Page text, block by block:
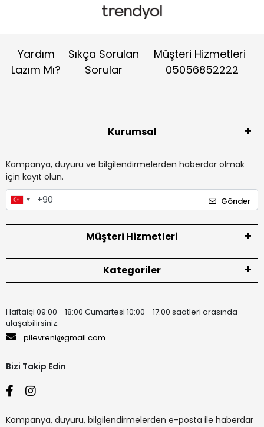
Yardım
Lazım Mı?
Sıkça Sorulan
Sorular
Müşteri Hizmetleri
05056852222
Kurumsal
Kampanya, duyuru ve bilgilendirmelerden haberdar olmak
için kayıt olun.
Gönder
Müşteri Hizmetleri
Kategoriler
Haftaiçi 09:00 - 18:00 Cumartesi 10:00 - 17:00 saatleri arasında
ulaşabilirsiniz.
pilevreni@gmail.com
Bizi Takip Edin
Kampanya, duyuru, bilgilendirmelerden e-posta ile haberdar